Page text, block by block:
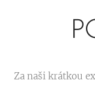
Za naši krátkou